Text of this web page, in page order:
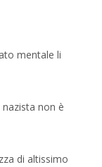
mentale li
non è
di altissimo